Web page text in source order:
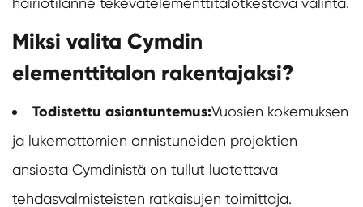
Miksi valita Cymdin
elementtitalon rakentajaksi?
Todistettu asiantuntemus:Vuosien kokemuksen
ja lukemattomien onnistuneiden projektien
ansiosta Cymdinistä on tullut luotettava
tehdasvalmisteisten ratkaisujen toimittaja.